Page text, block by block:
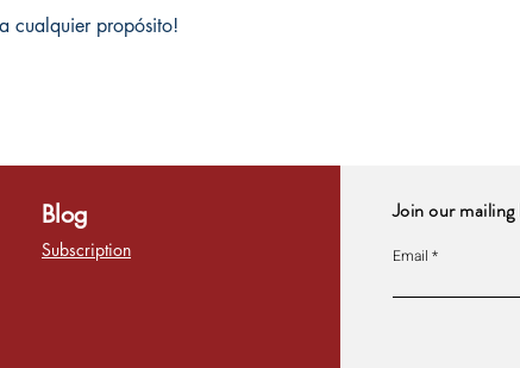
cualquier propósito!
Blog
Subscription
Join our
Email